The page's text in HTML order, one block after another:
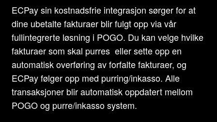
Logg inn
ECPay sin kostnadsfrie integrasjon sørger for at
dine ubetalte fakturaer blir fulgt opp via vår
fullintegrerte løsning i POGO. Du kan velge hvilke
fakturaer som skal purres eller sette opp en
automatisk overføring av forfalte fakturaer, og
ECPay følger opp med purring/inkasso. Alle
transaksjoner blir automatisk oppdatert mellom
POGO og purre/inkasso system.